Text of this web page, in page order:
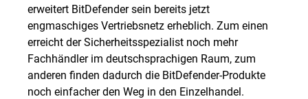
erweitert BitDefender sein bereits jetzt
engmaschiges Vertriebsnetz erheblich. Zum einen
erreicht der Sicherheitsspezialist noch mehr
Fachhändler im deutschsprachigen Raum, zum
anderen finden dadurch die BitDefender-Produkte
noch einfacher den Weg in den Einzelhandel.